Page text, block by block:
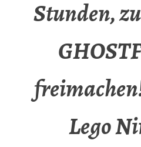
Stunden,
Lego